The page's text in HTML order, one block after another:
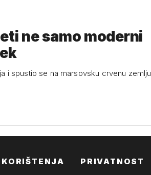
ne samo moderni
i spustio se na marsovsku crvenu zemlju
PRIVATNOST